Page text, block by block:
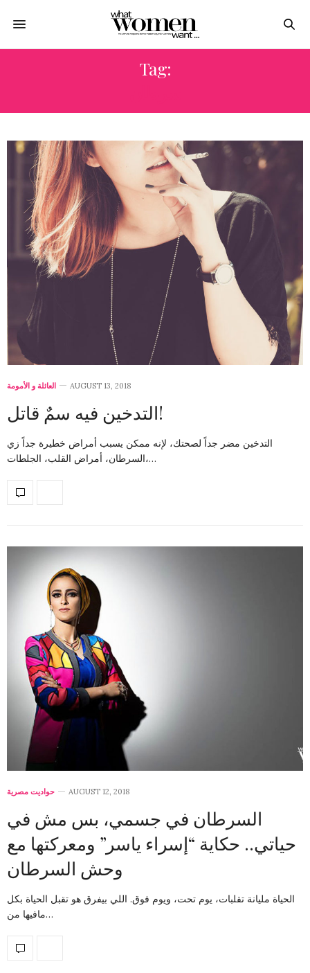
Tag:
العائلة و الأمومة AUGUST 13, 2018
التدخين فيه سمٌ قاتل!
التدخين مضر جداً لصحتك، لإنه ممكن يسبب أمراض خطيرة جداً زي
السرطان، أمراض القلب، الجلطات،…
حواديت مصرية AUGUST 12, 2018
السرطان في جسمي، بس مش في
حياتي.. حكاية “إسراء ياسر” ومعركتها مع
وحش السرطان
الحياة مليانة تقلبات، يوم تحت، ويوم فوق. اللي بيفرق هو تقبل الحياة بكل
مافيها من…